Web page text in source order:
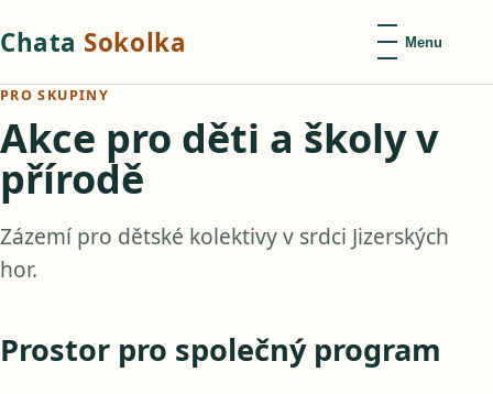
Chata Sokolka Menu
PRO SKUPINY
Akce pro děti a školy v
přírodě
Zázemí pro dětské kolektivy v srdci Jizerských
hor.
Prostor pro společný program